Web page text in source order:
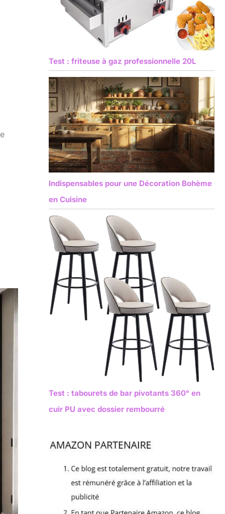
Test : friteuse à gaz professionnelle 20L
Indispensables pour une Décoration Bohème
en Cuisine
Test : tabourets de bar pivotants 360° en
cuir PU avec dossier rembourré